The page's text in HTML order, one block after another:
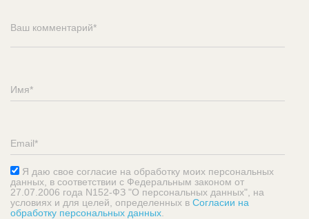
Я даю свое согласие на обработку моих персональных
данных, в соответствии с Федеральным законом от
27.07.2006 года N152-ФЗ "О персональных данных", на
условиях и для целей, определенных в Согласии на
обработку персональных данных